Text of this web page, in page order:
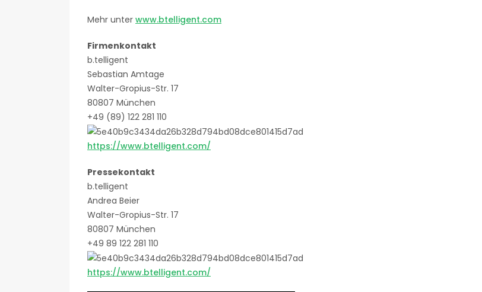
Mehr unter www.btelligent.com
Firmenkontakt
b.telligent
Sebastian Amtage
Walter-Gropius-Str. 17
80807 München
+49 (89) 122 281 110
https://www.btelligent.com/
Pressekontakt
b.telligent
Andrea Beier
Walter-Gropius-Str. 17
80807 München
+49 89 122 281 110
https://www.btelligent.com/